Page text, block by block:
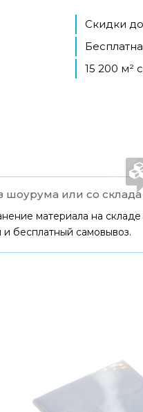
Скидки
15 200 м²
шоурума или со склада
материала на складе
бесплатный самовывоз.